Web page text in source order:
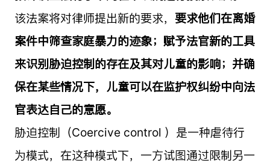
该法案将对律师提出新的要求， 要求他们在离婚
案件中筛查家庭暴力的迹象；赋予法官新的工具
来识别胁迫控制的存在及其对儿童的影响；并确
保在某些情况下，儿童可以在监护权纠纷中向法
官表达自己的意愿。
胁迫控制（Coercive control ）是一种虐待行
为模式，在这种模式下，一方试图通过限制另一